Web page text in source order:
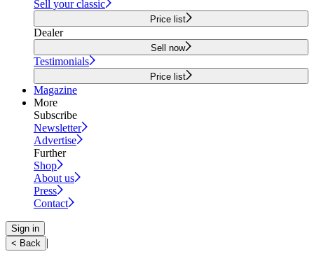
Sell your classic
Price list
Dealer
Sell now
Testimonials
Price list
Magazine
More
Subscribe
Newsletter
Advertise
Further
Shop
About us
Press
Contact
Sign in
< Back |